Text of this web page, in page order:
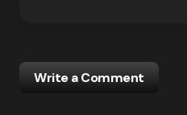
Write a Comment